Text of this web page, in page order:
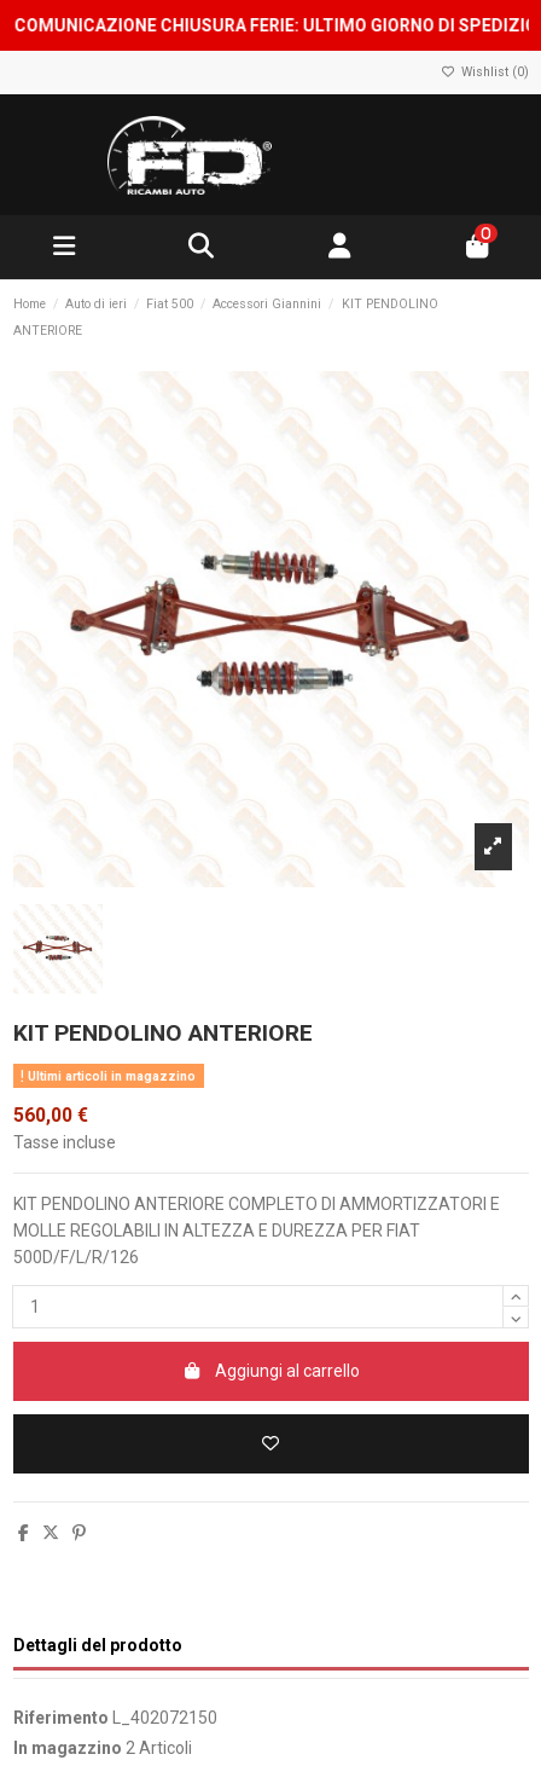
CHIUSURA FERIE: ULTIMO GIORNO DI
Wishlist (0)
0
Home Auto di ieri Fiat 500 Accessori Giannini
KIT PENDOLINO
ANTERIORE
KIT PENDOLINO ANTERIORE
Ultimi articoli in magazzino
560,00 €
Tasse incluse
KIT PENDOLINO ANTERIORE COMPLETO DI AMMORTIZZATORI E
MOLLE REGOLABILI IN ALTEZZA E DUREZZA PER FIAT
500D/F/L/R/126
Aggiungi al carrello
Dettagli del prodotto
Riferimento
L_402072150
In magazzino 2 Articoli